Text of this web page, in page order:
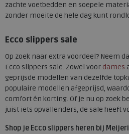
zachte voetbedden en soepele
zonder moeite de hele dag kunt
Ecco slippers sale
Op zoek naar extra voordeel? Neem
Ecco slippers sale. Zowel voor dames
geprijsde modellen van dezelfde
populaire modellen afgeprijsd,
comfort én korting. Of je nu op zoek
juist iets opvallenders, de sale heeft
Shop je Ecco slippers heren bij